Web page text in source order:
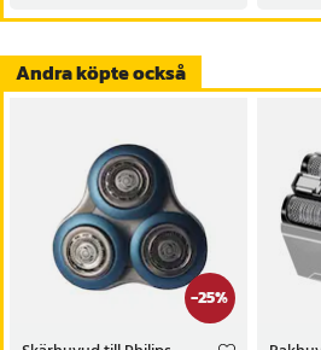
Andra köpte också
-25%